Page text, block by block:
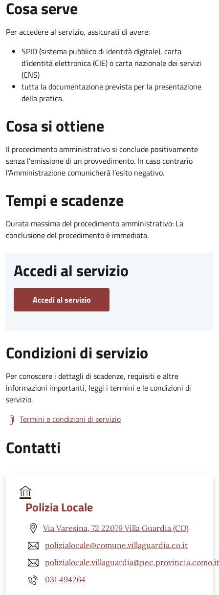
Cosa serve
Per accedere al servizio, assicurati di avere:
SPID (sistema pubblico di identità digitale), carta
d’identità elettronica (CIE) o carta nazionale dei servizi
(CNS)
tutta la documentazione prevista per la presentazione
della pratica.
Cosa si ottiene
Il procedimento amministrativo si conclude positivamente
senza l’emissione di un provvedimento. In caso contrario
l’Amministrazione comunicherà l’esito negativo.
Tempi e scadenze
Durata massima del procedimento amministrativo: La
conclusione del procedimento è immediata.
Accedi al servizio
Accedi al servizio
Condizioni di servizio
Per conoscere i dettagli di scadenze, requisiti e altre
informazioni importanti, leggi i termini e le condizioni di
servizio.
Termini e condizioni di servizio
Contatti
Polizia Locale
Via Varesina, 72 22079 Villa Guardia (CO)
polizialocale@comune.villaguardia.co.it
polizialocale.villaguardia@pec.provincia.como.it
031 494264